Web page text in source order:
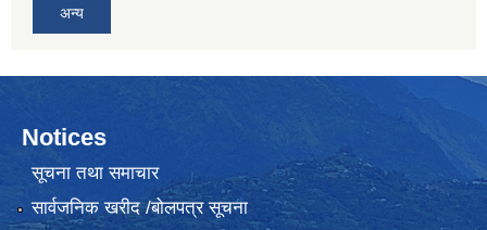
अन्य
Notices
सूचना तथा समाचार
सार्वजनिक खरीद /बोलपत्र सूचना